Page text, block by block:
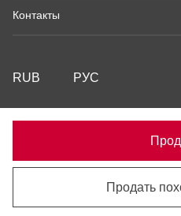
Продать
Контакты
RUB РУС